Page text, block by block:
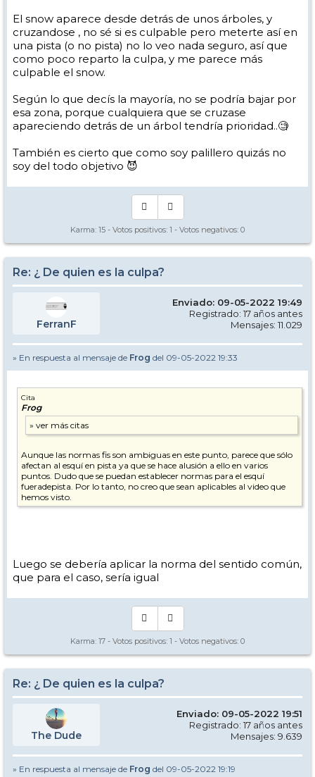
El snow aparece desde detrás de unos árboles, y
cruzandose , no sé si es culpable pero meterte así en
una pista (o no pista) no lo veo nada seguro, así que
como poco reparto la culpa, y me parece más
culpable el snow.
Según lo que decís la mayoría, no se podría bajar por
esa zona, porque cualquiera que se cruzase
apareciendo detrás de un árbol tendría prioridad..🧐
También es cierto que como soy palillero quizás no
soy del todo objetivo 😈
Karma: 15 - Votos positivos: 1 - Votos negativos: 0
Re: ¿ De quien es la culpa?
FerranF
Enviado: 09-05-2022 19:49
Registrado: 17 años antes
Mensajes: 11.029
» En respuesta al mensaje de Frog del 09-05-2022 19:33
Cita
Frog
Aunque las normas fis son ambiguas en este punto, parece que sólo
afectan al esquí en pista ya que se hace alusión a ello en varios
puntos. Dudo que se puedan establecer normas para el esquí
fueradepista. Por lo tanto, no creo que sean aplicables al video que
hemos visto.
Luego se debería aplicar la norma del sentido común,
que para el caso, sería igual
Karma: 17 - Votos positivos: 1 - Votos negativos: 0
Re: ¿ De quien es la culpa?
The Dude
Enviado: 09-05-2022 19:51
Registrado: 17 años antes
Mensajes: 9.639
» En respuesta al mensaje de Frog del 09-05-2022 19:19